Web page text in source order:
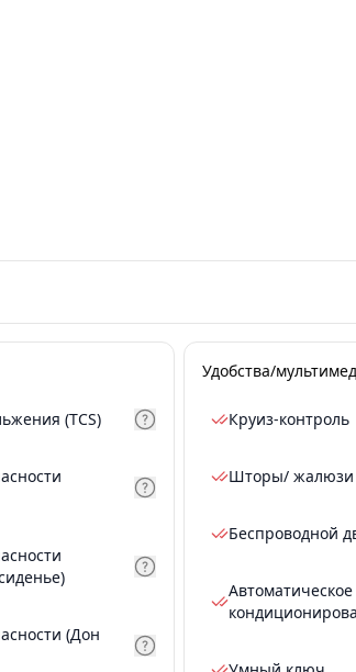
(TCS)
(Дон
Удобства/
Круиз-контроль
Шторы/ жалюзи
Беспроводной
Автоматическое